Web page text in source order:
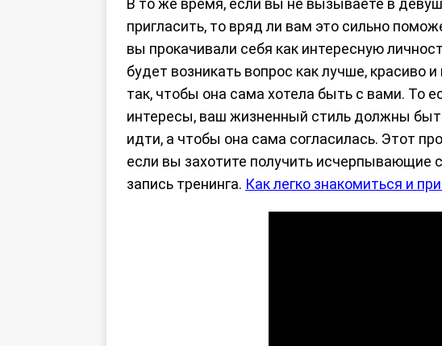
В то же время, если вы не вызываете в
пригласить, то вряд ли вам это сильно
вы прокачивали себя как интересную
будет возникать вопрос как лучше, красиво
так, чтобы она сама хотела быть с вами. То
интересы, ваш жизненный стиль должны
идти, а чтобы она сама согласилась. Этот
если вы захотите получить исчерпывающие
запись тренинга. Как легко знакомиться и